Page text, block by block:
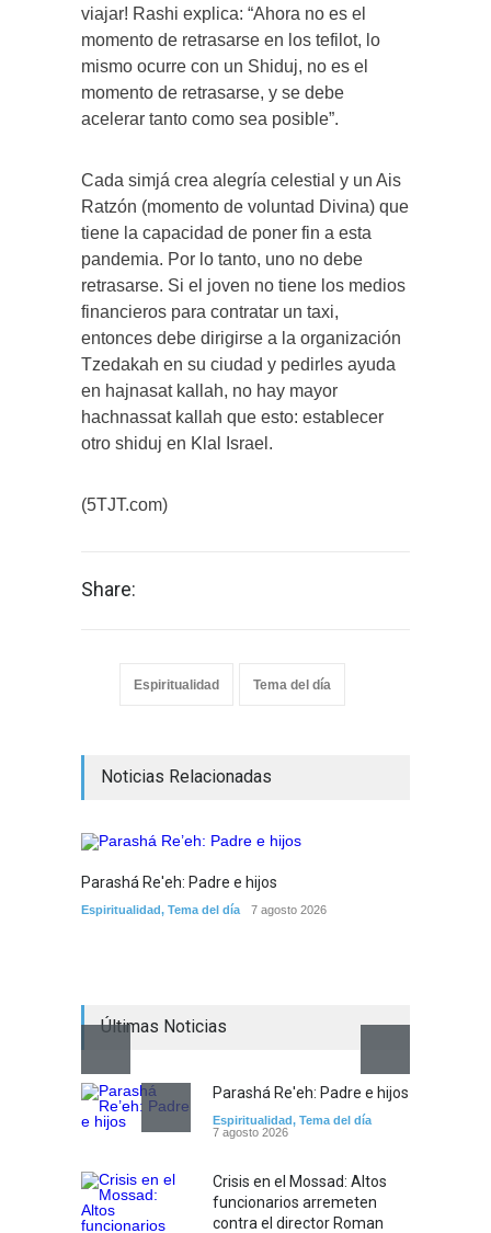
viajar! Rashi explica: “Ahora no es el
momento de retrasarse en los tefilot, lo
mismo ocurre con un Shiduj, no es el
momento de retrasarse, y se debe
acelerar tanto como sea posible”.
Cada simjá crea alegría celestial y un Ais
Ratzón (momento de voluntad Divina) que
tiene la capacidad de poner fin a esta
pandemia. Por lo tanto, uno no debe
retrasarse. Si el joven no tiene los medios
financieros para contratar un taxi,
entonces debe dirigirse a la organización
Tzedakah en su ciudad y pedirles ayuda
en hajnasat kallah, no hay mayor
hachnassat kallah que esto: establecer
otro shiduj en Klal Israel.
(5TJT.com)
Share:
Espiritualidad Tema del día
Noticias Relacionadas
Parashá Re'eh: Padre e hijos
Espiritualidad, Tema del día 7 agosto 2026
Últimas Noticias
Parashá Re'eh: Padre e hijos
Espiritualidad, Tema del día
7 agosto 2026
Crisis en el Mossad: Altos
funcionarios arremeten
contra el director Roman